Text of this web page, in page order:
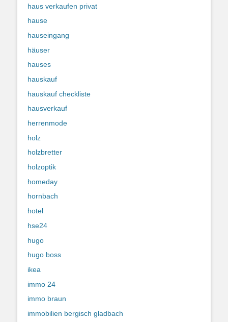
haus verkaufen privat
hause
hauseingang
häuser
hauses
hauskauf
hauskauf checkliste
hausverkauf
herrenmode
holz
holzbretter
holzoptik
homeday
hornbach
hotel
hse24
hugo
hugo boss
ikea
immo 24
immo braun
immobilien bergisch gladbach